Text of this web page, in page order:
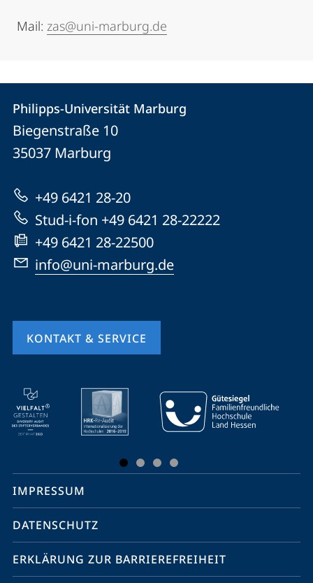
Mail: zas@uni-marburg.de
Kontakt
und
Informationen
zur
Website
Kontaktinformationen
Philipps-
Universität
Philipps-Universität Marburg
Biegenstraße 10
35037 Marburg
+49 6421 28-20
Stud-i-fon +49 6421 28-22222
+49 6421 28-22500
info@uni-marburg.de
KONTAKT & SERVICE
Mobile-
Service-
Navigation
Social
Media
Kontakte
IMPRESSUM
DATENSCHUTZ
ERKLÄRUNG ZUR BARRIEREFREIHEIT